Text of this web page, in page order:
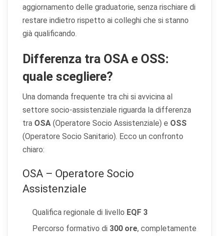
aggiornamento delle graduatorie, senza rischiare di
restare indietro rispetto ai colleghi che si stanno
già qualificando.
Differenza tra OSA e OSS:
quale scegliere?
Una domanda frequente tra chi si avvicina al
settore socio-assistenziale riguarda la differenza
tra OSA (Operatore Socio Assistenziale) e OSS
(Operatore Socio Sanitario). Ecco un confronto
chiaro:
OSA – Operatore Socio
Assistenziale
Qualifica regionale di livello EQF 3
Percorso formativo di 300 ore, completamente